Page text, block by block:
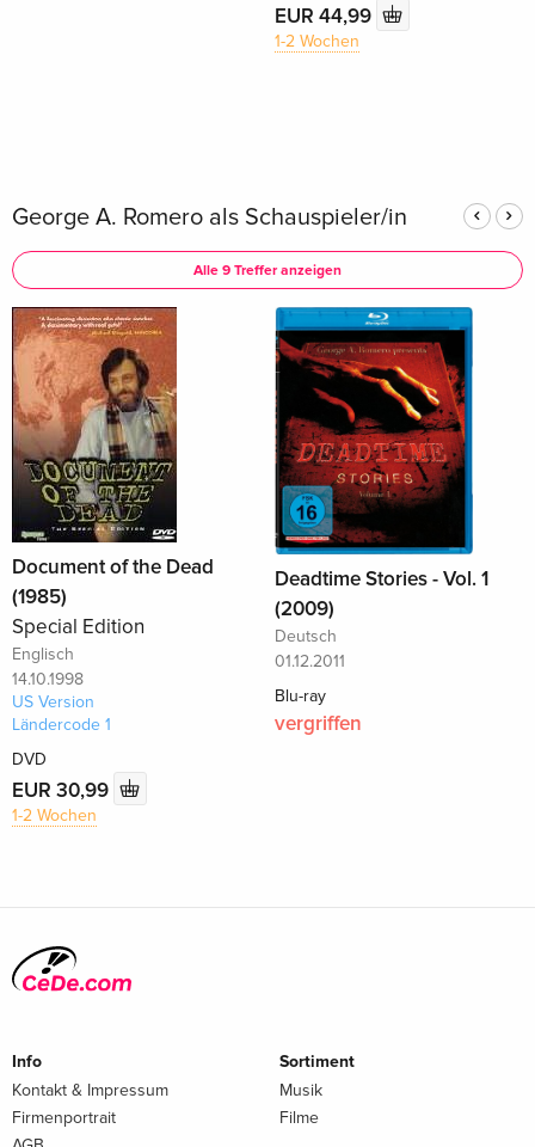
EUR 44,99
1-2 Wochen
George A. Romero als Schauspieler/in
Alle 9 Treffer anzeigen
Document of the Dead
(1985)
Special Edition
Englisch
14.10.1998
US Version
Ländercode 1
DVD
EUR 30,99
1-2 Wochen
Deadtime Stories - Vol. 1
(2009)
Deutsch
01.12.2011
Blu-ray
vergriffen
Info
Kontakt & Impressum
Firmenportrait
Sortiment
Musik
Filme